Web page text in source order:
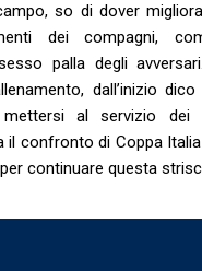
so di dover
dei compagni,
palla degli
dall’inizio
al servizio dei
il confronto di Coppa
continuare questa